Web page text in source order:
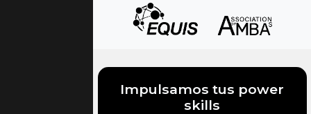
Impulsamos tus power
skills